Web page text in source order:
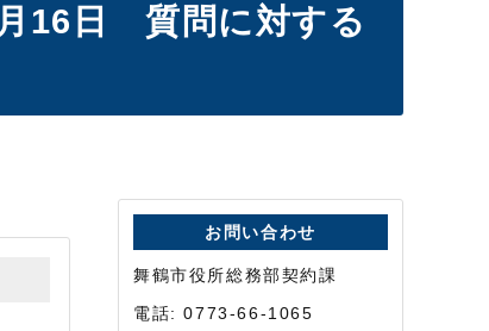
16日 質問に対する
お問い合わせ
舞鶴市役所総務部契約課
電話: 0773-66-1065